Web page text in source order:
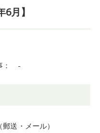
月】
： -
送・メール）